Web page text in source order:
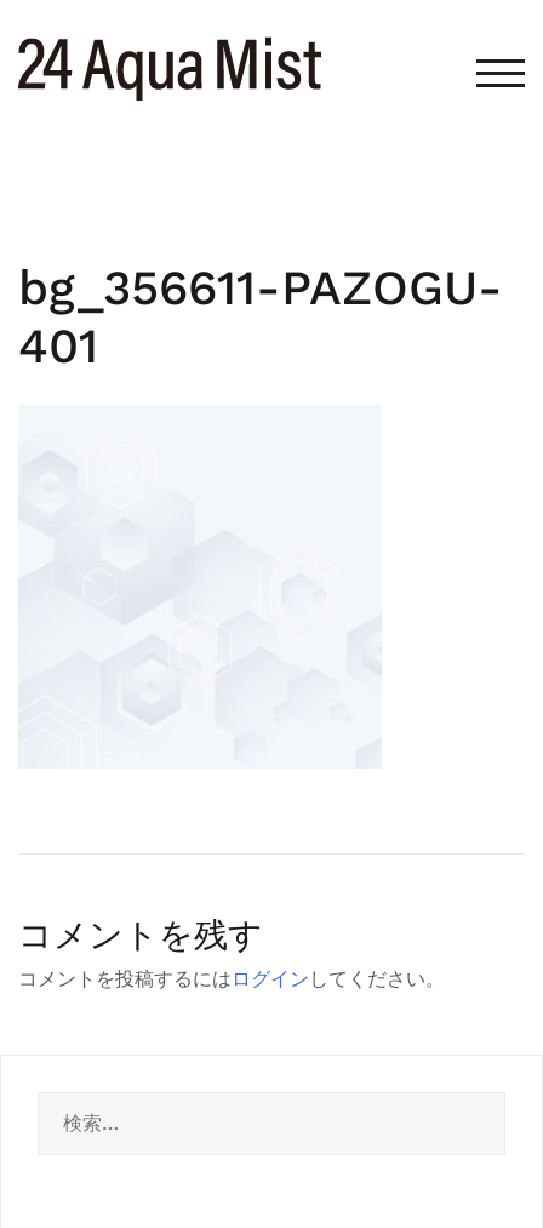
モバ
bg_356611-PAZOGU-
401
コメントを残す
コメントを投稿するには ログイン してください。